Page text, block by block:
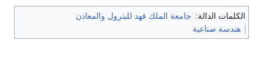
الكلمات الدالة: جامعة الملك فهد للبترول والمعادن
هندسة صناعية